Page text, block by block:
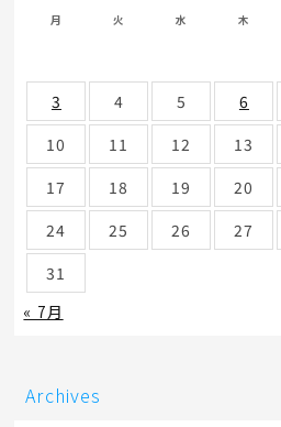
月 火 水 木
3
4 5 6
10
11 12 13
17
18 19 20
24
25 26 27
31
« 7月
Archives